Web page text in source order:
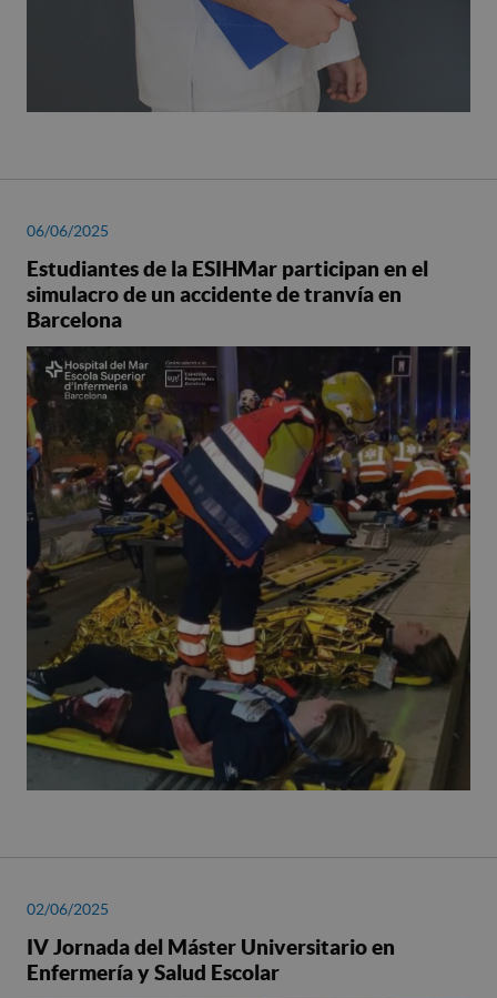
06/06/2025
Estudiantes de la ESIHMar participan en el
simulacro de un accidente de tranvía en
Barcelona
02/06/2025
IV Jornada del Máster Universitario en
Enfermería y Salud Escolar